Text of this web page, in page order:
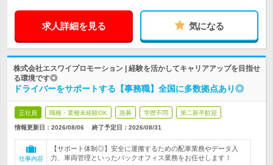
求人詳細を見る 気になる
株式会社エスワイプロモーション | 経験を活かしてキャリアアップを目指せ
る環境です◎
ドライバーをサポートする【事務職】全国に多数拠点あり◎
正社員 職種・業種未経験OK 急募 学歴不問 第二新卒歓迎
情報更新日：2026/08/06 終了予定日： 2026/08/31
仕事内容
【サポート体制◎】安全に運搬するための配車業務やデータ入
力、車両管理といったバックオフィス業務をお任せします！